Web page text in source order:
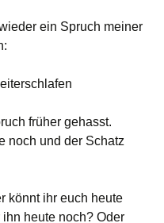
ein Spruch meiner
früher gehasst.
noch und der Schatz
könnt ihr euch heute
heute noch? Oder